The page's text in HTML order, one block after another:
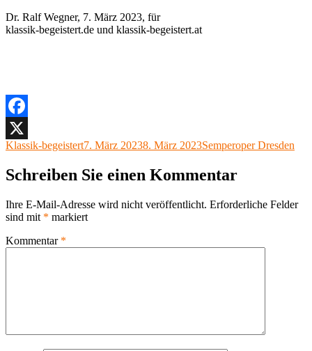
Dr. Ralf Wegner, 7. März 2023, für
klassik-begeistert.de und klassik-begeistert.at
Facebook
X
Autor
Klassik-begeistertVeröffentlicht
7. März 20238. März 2023Kategorien
Semperoper Dresden
Schreiben Sie einen Kommentar
Ihre E-Mail-Adresse wird nicht veröffentlicht. Erforderliche Felder
sind mit * markiert
Kommentar *